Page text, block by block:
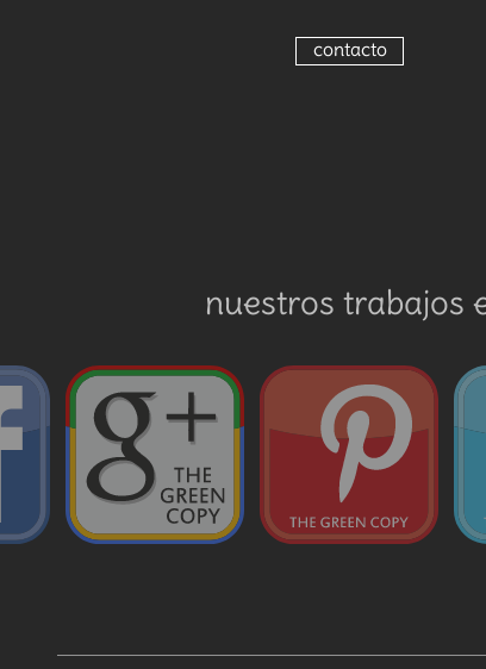
contacto
nuestros trabajos